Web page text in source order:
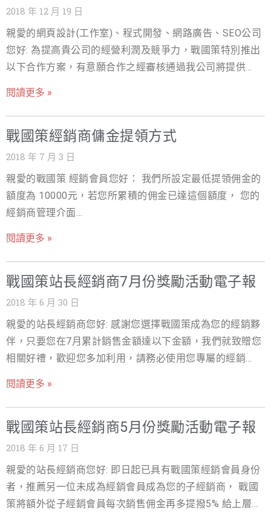
惠 戰國策優惠行銷活動專區請上網
https://www.nss.com.tw/poevent/ 戰國策不只是賣主
機，更幫你搶商機 1.免費贈送藍新網路金流(免年費，各項
條件優於自行申請) 2.免費刊登台灣我的商家情報網(增加
SEO外連及網站曝光度) 3.線上客服系統(主機買三年免費安
上諮詢) 6.免費贈送中文化Rank Math SEO PRO外掛及基本
設定(價值11500元，買戰國策WordPress商務型主機+加購
SSL贈送) 戰國策集團 免付費諮詢電話:0800-003-191 LINE
＠ ID:＠119m 戰國策集團-提供買網址、網頁設計、APP開
發、虛擬主機、WordPress主機、雲主機、實體主機、
行銷服務
2018 年 12 月 19 日
親愛的網頁設計(工作室)、程式開發、網路廣告、SEO公司
您好: 為提高貴公司的經營利潤及競爭力，戰國策特別推出
以下合作方案，有意願合作之經審核通過我公司將提供免
援Wordpress)或雲主機6個月 2.線上客服系統(一人版)一年
3.支付連線上金流(手續費2%) 4.SSL加密安全憑證二年 5.網
站備份解決服務或網站安全防護服務免費贈送一年 6.註
1.發展推薦組織獎金 2.提供全年無休的服務 3.事先無須任何
付款無風險 4.業界最高的傭金回饋(最高100%) 5.免費提供
產品銷售與技術支援之教育訓練課程 成為我們的經銷商，
可以經銷我們的全系列服務(可經銷的服務請上
客戶也將優先介紹給有訂購本公司服務的經銷商 立刻加入
我們的經銷商計畫即可獲得 TWD$1,000元獎金，方法有二
: 1.線上加入會員後>登入後台經銷推廣方案
https://n9s.com/38>成為經銷商 2.貴公司線上加入經銷商
完成後請將貴公司名片電子檔與本公司經銷經理聯絡或
平互惠原若使用贊助主機則該贊助主機網站下方要放置本
公司小banner(請上網 https://n9s.com/39)，若貴公司將
banner移除或未置放，為公平原則本公司將不通知貴公司
及立即終止贊助並且將關閉網站，第一年若未介紹給本公
站，或以50%折扣續約本公司服務 3.日後貴公司有客戶訂
購本公司服務需求，請用經銷商專屬連結訂購付款完成，
我們就會於累計傭金達門檻時回饋傭金給貴公司 4.貴公司
閱讀更多 »
戰國策經銷商傭金提領方式
2018 年 7 月 3 日
親愛的戰國策 經銷會員您好： 我們所設定最低提領佣金的
額度為 10000元，若您所累積的佣金已達這個額度， 您的
經銷商管理介面
需求填寫於工單(並填寫您的指定匯款銀行戶名及帳號)中，
我們會儘速為您處理及回覆，謝謝！由於本公司提供60天
無條件退款政策，任何傭金提領都必須在付款60天之後 提
戶，可做為本公司會員平台任何銷費時支付款項使用 2.申
請轉帳匯款至您的銀行帳戶(需扣除轉帳手續費用)
閱讀更多 »
戰國策站長經銷商7月份獎勵活動電子報
2018 年 6 月 30 日
親愛的站長經銷商您好: 感謝您選擇戰國策成為您的經銷夥
伴，只要您在7月累計銷售金額達以下金額，我們就致贈您
相關好禮，歡迎您多加利用，請務必使用您專屬的經銷連
每訂購SSL(單價須達4999元以上)一套就加送新光三越禮卷
500元/每套 本月每訂購台灣雲主機(單價須達5000元以上)
一套就加送新光三越禮卷500元/每套 本月每訂購Livcaht一
萬9999元以內: 贈送小米電視盒一台(市價1999元) 當月銷
售金額達: 10萬~19萬9999元以內: 贈送SHARP 40吋智能
連網液晶(市價9999元) 當月銷售金額達: 20萬以上: 贈送
閱讀更多 »
戰國策站長經銷商5月份獎勵活動電子報
2018 年 6 月 17 日
親愛的站長經銷商您好: 即日起已具有戰國策經銷會員身份
者，推薦另一位未成為經銷會員成為您的子經銷商， 戰國
策將額外從子經銷會員每次銷售佣金再多提撥5% 給上層經